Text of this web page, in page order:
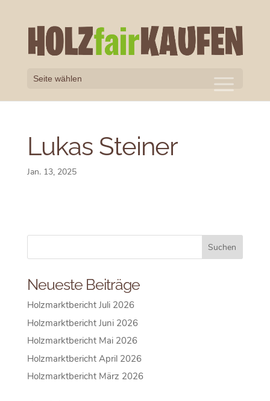
Seite wählen
Lukas Steiner
Jan. 13, 2025
Neueste Beiträge
Holzmarktbericht Juli 2026
Holzmarktbericht Juni 2026
Holzmarktbericht Mai 2026
Holzmarktbericht April 2026
Holzmarktbericht März 2026